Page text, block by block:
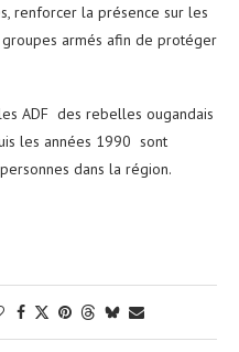
renforcer la présence sur les
armés afin de protéger
ADF des rebelles ougandais
les années 1990 sont
dans la région.